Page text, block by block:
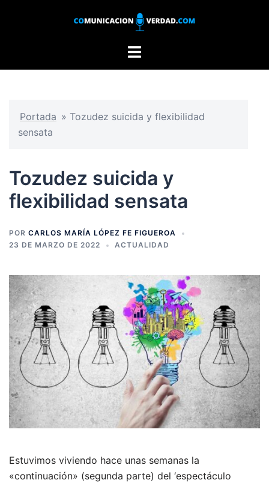
Alternar
Portada » Tozudez suicida y flexibilidad
sensata
Tozudez suicida y
flexibilidad sensata
POR CARLOS MARÍA LÓPEZ FE FIGUEROA
23 DE MARZO DE 2022
ACTUALIDAD
Estuvimos viviendo hace unas semanas la
«continuación» (segunda parte) del ‘espectáculo